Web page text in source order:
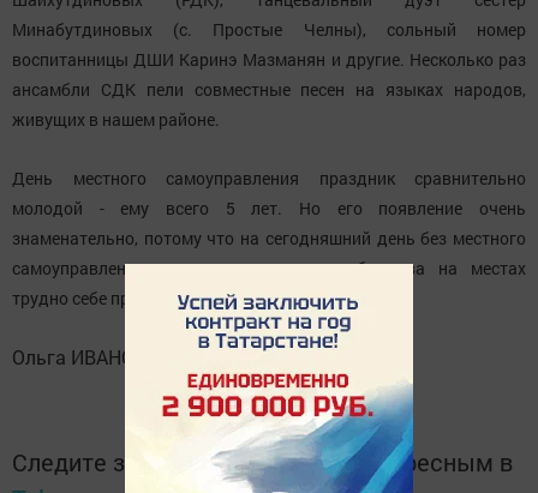
Минабутдиновых (с. Простые Челны), сольный номер
воспитанницы ДШИ Каринэ Мазманян и другие. Несколько раз
ансамбли СДК пели совместные песен на языках народов,
живущих в нашем районе.
День местного самоуправления праздник сравнительно
молодой - ему всего 5 лет. Но его появление очень
знаменательно, потому что на сегодняшний день без местного
самоуправления жизнь современного общества на местах
трудно себе представить.
Ольга ИВАНОВА.
Следите за самым важным и интересным в